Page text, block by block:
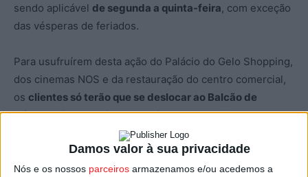
Damos valor à sua privacidade
Nós e os nossos parceiros armazenamos e/ou acedemos a
sendo aplicável de segunda a quinta-feira, com exceção
das vésperas de feriados.
Para usufruírem desta ação do Palácio do Gelo Shopping,
dos cinemas NOS e da restauração do centro comercial,
os clientes só terão que se deslocar ao Balcão de
Informações, localizado no piso -2e adquirirem os
vouchers que dão acesso a ver um filme e a jantar
qualquer um dos restaurantes aderentes – AliBaba Kebab
Haus; Chef China; Greens; H3; McDonald’s; Pans,